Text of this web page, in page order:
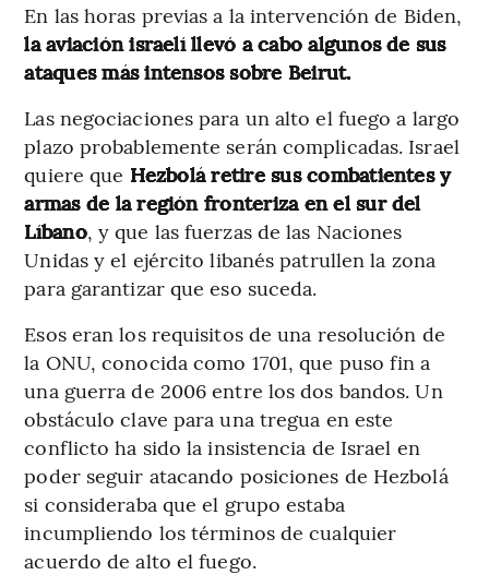
En las horas previas a la intervención de Biden,
la aviación israelí llevó a cabo algunos de sus
ataques más intensos sobre Beirut.
Las negociaciones para un alto el fuego a largo
plazo probablemente serán complicadas. Israel
quiere que Hezbolá retire sus combatientes y
armas de la región fronteriza en el sur del
Líbano, y que las fuerzas de las Naciones
Unidas y el ejército libanés patrullen la zona
para garantizar que eso suceda.
Esos eran los requisitos de una resolución de
la ONU, conocida como 1701, que puso fin a
una guerra de 2006 entre los dos bandos. Un
obstáculo clave para una tregua en este
conflicto ha sido la insistencia de Israel en
poder seguir atacando posiciones de Hezbolá
si consideraba que el grupo estaba
incumpliendo los términos de cualquier
acuerdo de alto el fuego.